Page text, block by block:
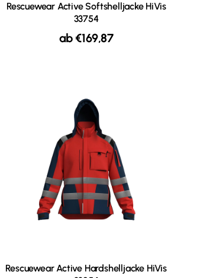
Rescuewear Active Softshelljacke HiVis
33754
ab€169,87
Rescuewear Active Hardshelljacke HiVis